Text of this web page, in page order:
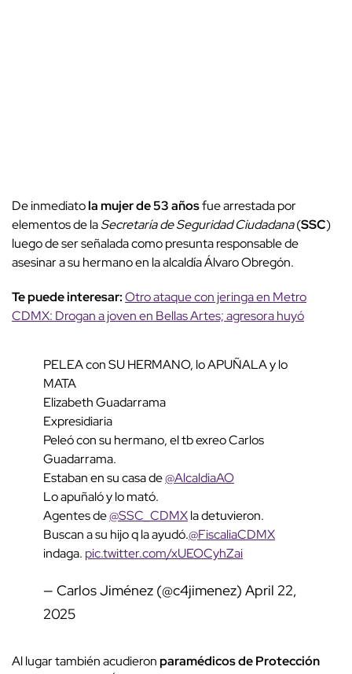
De inmediatola mujer de 53 añosfue arrestada por
elementos de laSecretaría de Seguridad Ciudadana(SSC)
luego de ser señalada como presunta responsable de
asesinar a su hermano en la alcaldía Álvaro Obregón.
Te puede interesar:Otro ataque con jeringa en Metro
CDMX: Drogan a joven en Bellas Artes; agresora huyó
PELEA con SU HERMANO, lo APUÑALA y lo
MATA
Elizabeth Guadarrama
Expresidiaria
Peleó con su hermano, el tb exreo Carlos
Guadarrama.
Estaban en su casa de@AlcaldiaAO
Lo apuñaló y lo mató.
Agentes de@SSC_CDMXla detuvieron.
Buscan a su hijo q la ayudó.@FiscaliaCDMX
indaga. pic.twitter.com/xUEOCyhZai
— Carlos Jiménez (@c4jimenez) April 22,
2025
Al lugar también acudieronparamédicos de Protección